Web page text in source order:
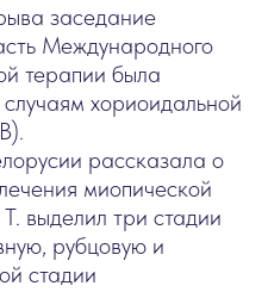
заседание
Международного
терапии была
хориоидальной
рассказала о
миопической
выделил три стадии
рубцовую и
стадии